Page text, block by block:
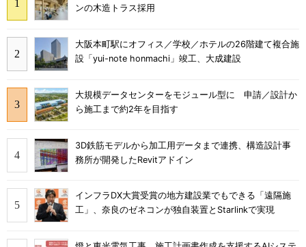
ンの木造トラス採用
大阪本町駅にオフィス／学校／ホテルの26階建て複合施
設「yui-note honmachi」竣工、大成建設
大規模データセンターをモジュール型に 申請／設計か
ら施工まで約2年を目指す
3D鉄筋モデルから加工用データまで連携、構造設計事
務所が開発したRevitアドイン
インフラDX大賞受賞の地方建設業でもできる「遠隔施
工」、奈良のゼネコンが独自装置とStarlinkで実現